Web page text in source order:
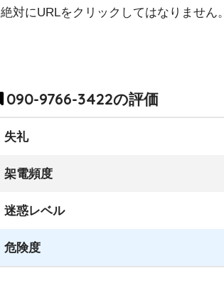
絶対にURLをクリックしてはなりません。
090-9766-3422の評価
失礼
架電頻度
迷惑レベル
危険度